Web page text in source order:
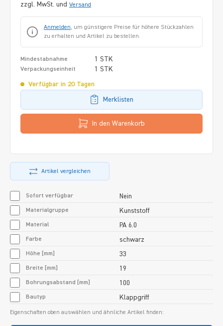
zzgl. MwSt. und Versand
Anmelden, um günstigere Preise für höhere Stückzahlen
zu erhalten und Artikel zu bestellen.
Mindestabnahme 1 STK
Verpackungseinheit 1 STK
Verfügbar in 20 Tagen
Merklisten
In den Warenkorb
Artikel vergleichen
Sofort verfügbar Nein
Materialgruppe Kunststoff
Material PA 6.0
Farbe schwarz
Höhe [mm] 33
Breite [mm] 19
Bohrungsabstand [mm] 100
Bautyp Klappgriff
Eigenschaften oben auswählen und ähnliche Artikel finden: